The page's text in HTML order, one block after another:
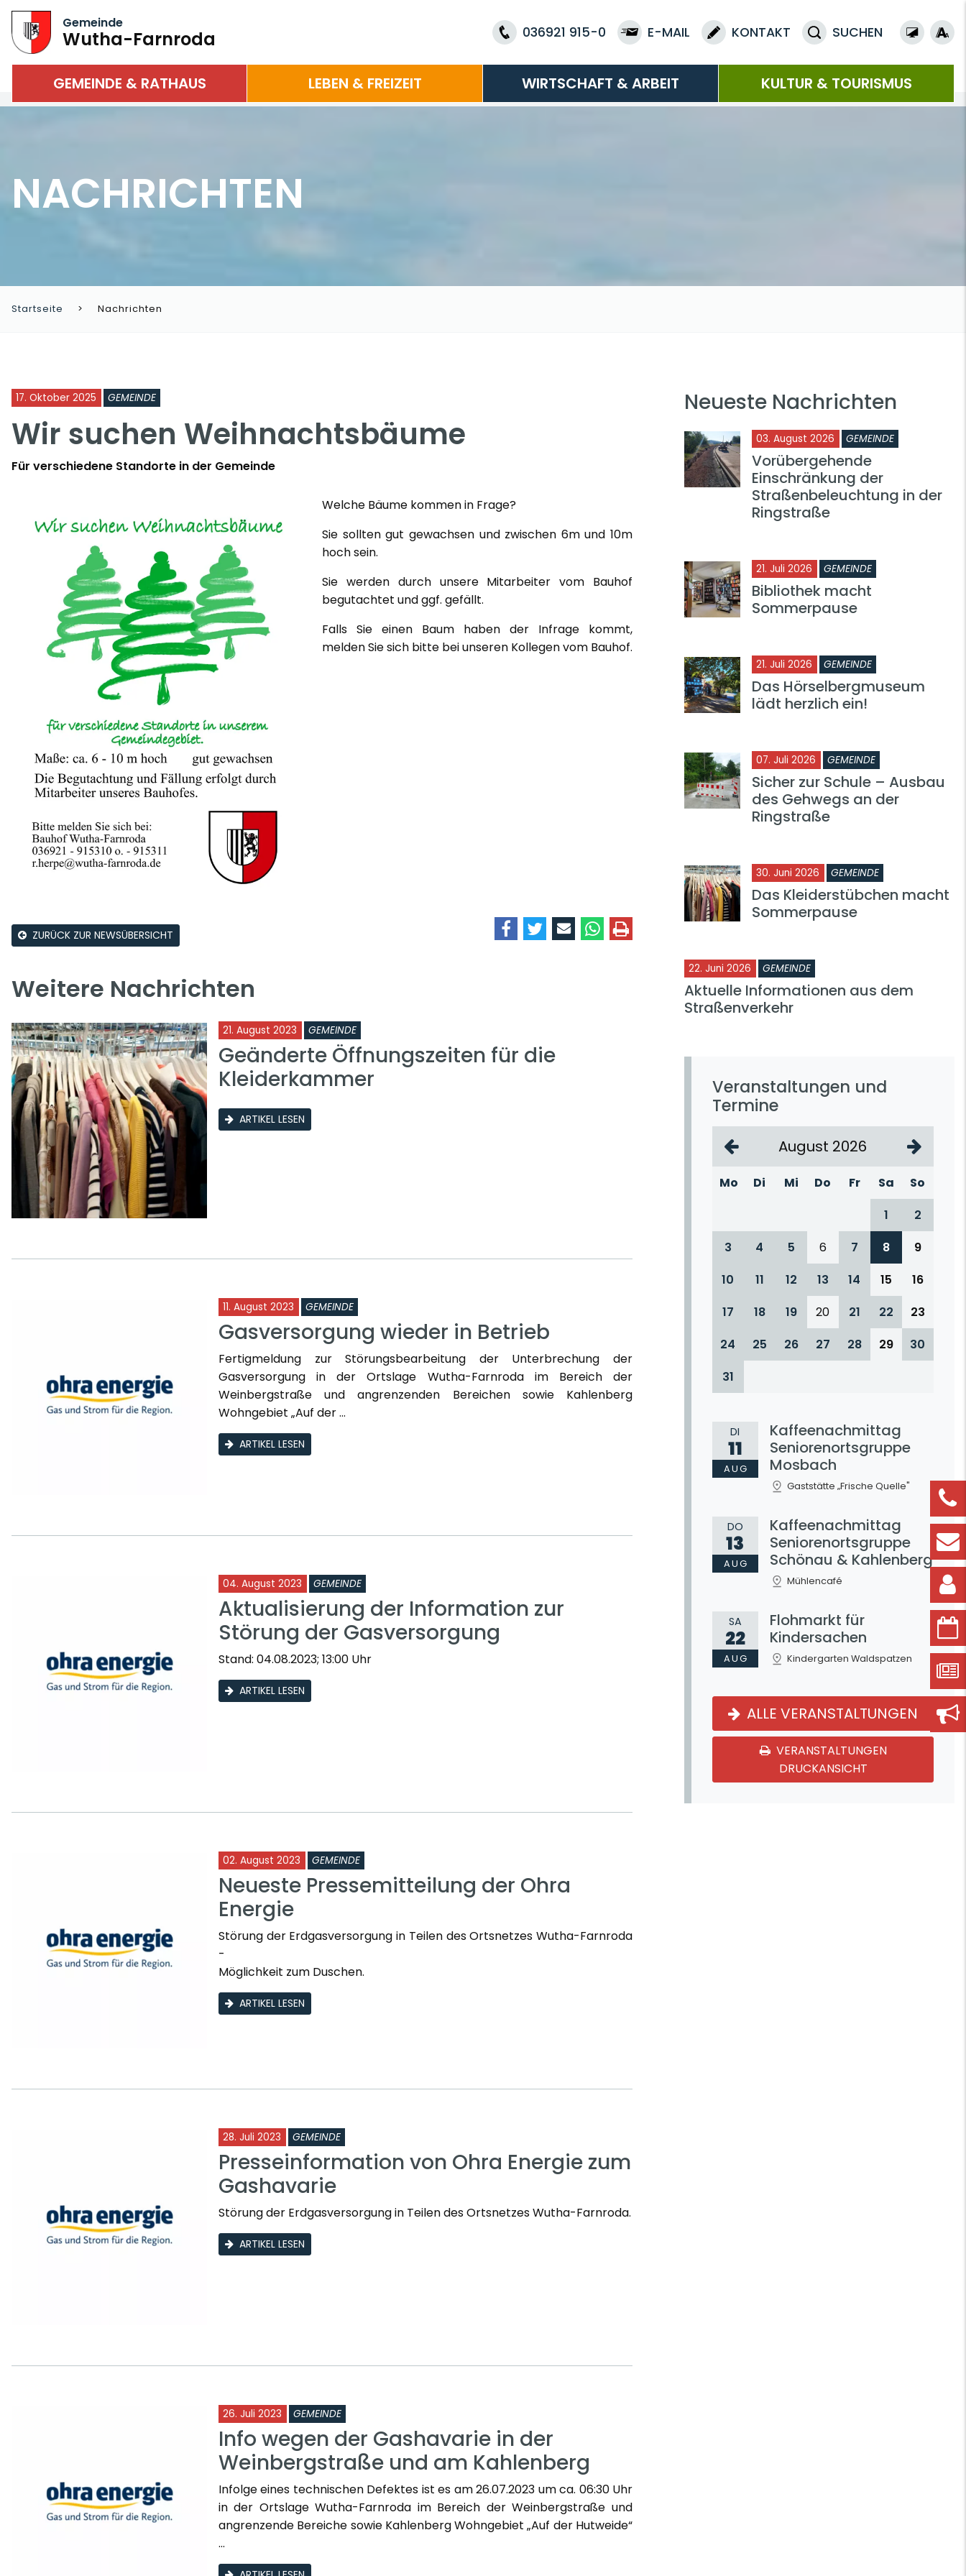
Gemeinde
Wutha-Farnroda 036921 915-0 E-MAIL KONTAKT SUCHEN
GEMEINDE & RATHAUS LEBEN & FREIZEIT WIRTSCHAFT & ARBEIT KULTUR & TOURISMUS
NACHRICHTEN
Startseite Nachrichten
17. Oktober 2025 GEMEINDE
Wir suchen Weihnachtsbäume
Für verschiedene Standorte in der Gemeinde
Welche Bäume kommen in Frage?
Sie sollten gut gewachsen und zwischen 6m und 10m
hoch sein.
Sie werden durch unsere Mitarbeiter vom Bauhof
begutachtet und ggf. gefällt.
Falls Sie einen Baum haben der Infrage kommt,
melden Sie sich bitte bei unseren Kollegen vom Bauhof.
ZURÜCK ZUR NEWSÜBERSICHT
Weitere Nachrichten
21. August 2023 GEMEINDE
Geänderte Öffnungszeiten für die
Kleiderkammer
ARTIKEL LESEN
11. August 2023 GEMEINDE
Gasversorgung wieder in Betrieb
Fertigmeldung zur Störungsbearbeitung der Unterbrechung der
Gasversorgung in der Ortslage Wutha-Farnroda im Bereich der
Weinbergstraße und angrenzenden Bereichen sowie Kahlenberg
Wohngebiet „Auf der ...
ARTIKEL LESEN
04. August 2023 GEMEINDE
Aktualisierung der Information zur
Störung der Gasversorgung
Stand: 04.08.2023; 13:00 Uhr
ARTIKEL LESEN
02. August 2023 GEMEINDE
Neueste Pressemitteilung der Ohra
Energie
Störung der Erdgasversorgung in Teilen des Ortsnetzes Wutha-Farnroda
-
Möglichkeit zum Duschen.
ARTIKEL LESEN
28. Juli 2023 GEMEINDE
Presseinformation von Ohra Energie zum
Gashavarie
Störung der Erdgasversorgung in Teilen des Ortsnetzes Wutha-Farnroda.
ARTIKEL LESEN
26. Juli 2023 GEMEINDE
Info wegen der Gashavarie in der
Weinbergstraße und am Kahlenberg
Infolge eines technischen Defektes ist es am 26.07.2023 um ca. 06:30 Uhr
in der Ortslage Wutha-Farnroda im Bereich der Weinbergstraße und
angrenzende Bereiche sowie Kahlenberg Wohngebiet „Auf der Hutweide“
...
Neueste Nachrichten
03. August 2026 GEMEINDE
Vorübergehende
Einschränkung der
Straßenbeleuchtung in der
Ringstraße
21. Juli 2026 GEMEINDE
Bibliothek macht
Sommerpause
21. Juli 2026 GEMEINDE
Das Hörselbergmuseum
lädt herzlich ein!
07. Juli 2026 GEMEINDE
Sicher zur Schule – Ausbau
des Gehwegs an der
Ringstraße
30. Juni 2026 GEMEINDE
Das Kleiderstübchen macht
Sommerpause
22. Juni 2026 GEMEINDE
Aktuelle Informationen aus dem
Straßenverkehr
Veranstaltungen und
Termine
August 2026
Mo Di Mi Do Fr Sa
So
1
2
3
4 5 6 7 8
9
10
11 12 13 14 15
16
17
18 19 20 21 22
23
24
25 26 27 28 29
30
31
DI
11
AUG
Kaffeenachmittag
Seniorenortsgruppe
Mosbach
Gaststätte „Frische Quelle"
DO
13
AUG
Kaffeenachmittag
Seniorenortsgruppe
Schönau & Kahlenberg
Mühlencafé
SA
22
AUG
Flohmarkt für
Kindersachen
Kindergarten Waldspatzen
ALLE VERANSTALTUNGEN
VERANSTALTUNGEN
DRUCKANSICHT